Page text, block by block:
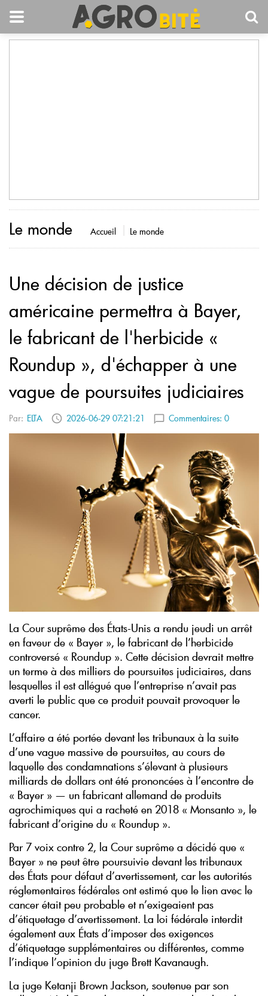
Le monde Accueil Le monde
Une décision de justice
américaine permettra à Bayer,
le fabricant de l'herbicide «
Roundup », d'échapper à une
vague de poursuites judiciaires
Par: ELTA 2026-06-29 07:21:21 Commentaires: 0
La Cour suprême des États-Unis a rendu jeudi un arrêt
en faveur de « Bayer », le fabricant de l’herbicide
controversé « Roundup ». Cette décision devrait mettre
un terme à des milliers de poursuites judiciaires, dans
lesquelles il est allégué que l’entreprise n’avait pas
averti le public que ce produit pouvait provoquer le
cancer.
L’affaire a été portée devant les tribunaux à la suite
d’une vague massive de poursuites, au cours de
laquelle des condamnations s’élevant à plusieurs
milliards de dollars ont été prononcées à l’encontre de
« Bayer » — un fabricant allemand de produits
agrochimiques qui a racheté en 2018 « Monsanto », le
fabricant d’origine du « Roundup ».
Par 7 voix contre 2, la Cour suprême a décidé que «
Bayer » ne peut être poursuivie devant les tribunaux
des États pour défaut d’avertissement, car les autorités
réglementaires fédérales ont estimé que le lien avec le
cancer était peu probable et n’exigeaient pas
d’étiquetage d’avertissement. La loi fédérale interdit
également aux États d’imposer des exigences
d’étiquetage supplémentaires ou différentes, comme
l’indique l’opinion du juge Brett Kavanaugh.
La juge Ketanji Brown Jackson, soutenue par son